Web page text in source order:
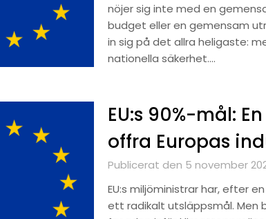
nöjer sig inte med en
budget eller en gemensam
in sig på det allra heligaste:
nationella säkerhet….
EU:s 90%-mål:
offra Europas
Publicerat den 5 november
EU:s miljöministrar har, efter
ett radikalt utsläppsmål. Men